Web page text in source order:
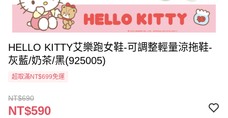
HELLO KITTY艾樂跑女鞋-可調整輕量涼拖鞋-
灰藍/奶茶/黑(925005)
超取滿NT$699免運
NT$690
NT$590